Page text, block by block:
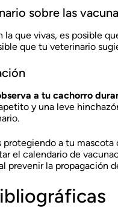
sobre las
que vivas, es posible
que tu veterinario
a tu cachorro
y una leve
protegiendo a tu
el calendario de
prevenir la propagación